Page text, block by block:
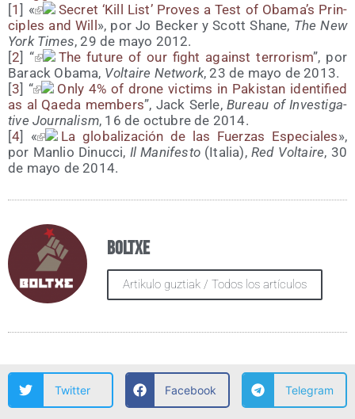
[1] «
Secret ‘Kill List’ Pro­ves a Test of Obama’s Prin­
ci­ples and Will», por Jo Bec­ker y Scott Sha­ne, The New
York Times, 29 de mayo 2012.
[2] “ The futu­re of our fight against terro­rism”, por
Barack Oba­ma, Vol­tai­re Net­work, 23 de mayo de 2013.
[3] “
Only 4% of dro­ne vic­tims in Pakis­tan iden­ti­fied
as al Qae­da mem­bers”, Jack Ser­le,Bureau of Inves­ti­ga­
ti­ve Jour­na­lism, 16 de octu­bre de 2014.
[4] « La glo­ba­li­za­ción de las Fuer­zas Espe­cia­les»,
por Man­lio Dinuc­ci, Il Mani­fes­to (Ita­lia), Red Vol­tai­re, 30
de mayo de 2014.
Boltxe
Artikulo guztiak / Todos los artículos
Twitter Facebook Telegram